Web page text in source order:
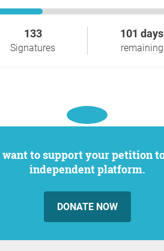
133
Signatures
101 days
remaining
independent platform.
DONATE NOW